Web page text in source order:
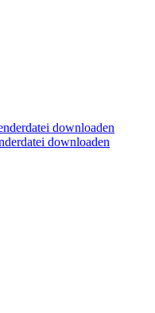
downloaden
downloaden